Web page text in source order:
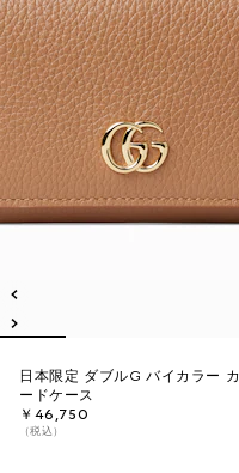
日本限定 ダブルG バイカラー カ
ードケース
￥46,750
（税込）